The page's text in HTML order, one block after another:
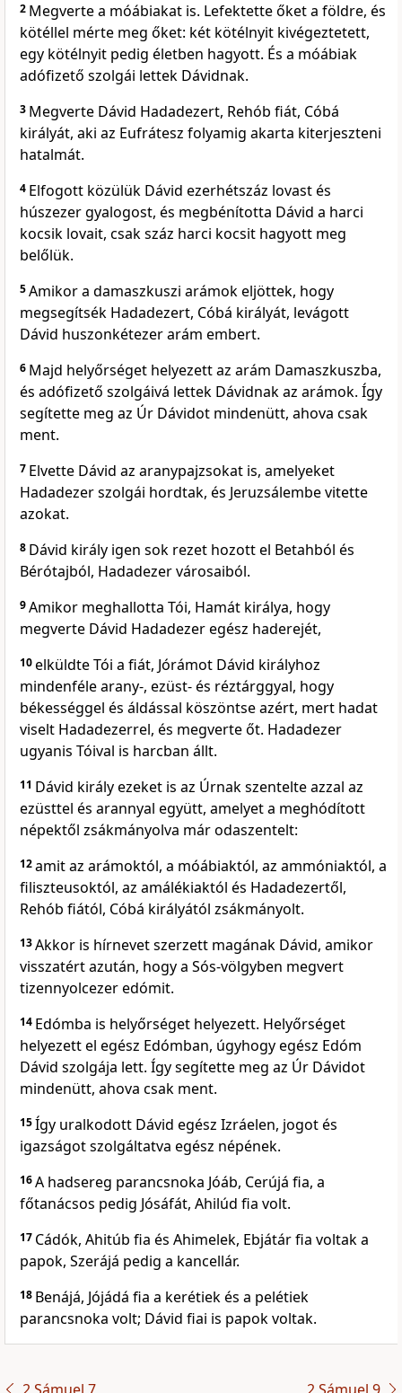
2 Megverte a móábiakat is. Lefektette őket a földre, és
kötéllel mérte meg őket: két kötélnyit kivégeztetett,
egy kötélnyit pedig életben hagyott. És a móábiak
adófizető szolgái lettek Dávidnak.
3 Megverte Dávid Hadadezert, Rehób fiát, Cóbá
királyát, aki az Eufrátesz folyamig akarta kiterjeszteni
hatalmát.
4 Elfogott közülük Dávid ezerhétszáz lovast és
húszezer gyalogost, és megbénította Dávid a harci
kocsik lovait, csak száz harci kocsit hagyott meg
belőlük.
5Amikor a damaszkuszi arámok eljöttek, hogy
megsegítsék Hadadezert, Cóbá királyát, levágott
Dávid huszonkétezer arám embert.
6 Majd helyőrséget helyezett az arám Damaszkuszba,
és adófizető szolgáivá lettek Dávidnak az arámok. Így
segítette meg az Úr Dávidot mindenütt, ahova csak
ment.
7 Elvette Dávid az aranypajzsokat is, amelyeket
Hadadezer szolgái hordtak, és Jeruzsálembe vitette
azokat.
8 Dávid király igen sok rezet hozott el Betahból és
Bérótajból, Hadadezer városaiból.
9Amikor meghallotta Tói, Hamát királya, hogy
megverte Dávid Hadadezer egész haderejét,
10elküldte Tói a fiát, Jórámot Dávid királyhoz
mindenféle arany-, ezüst- és réztárggyal, hogy
békességgel és áldással köszöntse azért, mert hadat
viselt Hadadezerrel, és megverte őt. Hadadezer
ugyanis Tóival is harcban állt.
11 Dávid király ezeket is az Úrnak szentelte azzal az
ezüsttel és arannyal együtt, amelyet a meghódított
népektől zsákmányolva már odaszentelt:
12amit az arámoktól, a móábiaktól, az ammóniaktól, a
filiszteusoktól, az amálékiaktól és Hadadezertől,
Rehób fiától, Cóbá királyától zsákmányolt.
13Akkor is hírnevet szerzett magának Dávid, amikor
visszatért azután, hogy a Sós-völgyben megvert
tizennyolcezer edómit.
14 Edómba is helyőrséget helyezett. Helyőrséget
helyezett el egész Edómban, úgyhogy egész Edóm
Dávid szolgája lett. Így segítette meg az Úr Dávidot
mindenütt, ahova csak ment.
15Így uralkodott Dávid egész Izráelen, jogot és
igazságot szolgáltatva egész népének.
16A hadsereg parancsnoka Jóáb, Cerújá fia, a
főtanácsos pedig Jósáfát, Ahilúd fia volt.
17 Cádók, Ahitúb fia és Ahimelek, Ebjátár fia voltak a
papok, Szerájá pedig a kancellár.
18 Benájá, Jójádá fia a kerétiek és a pelétiek
parancsnoka volt; Dávid fiai is papok voltak.